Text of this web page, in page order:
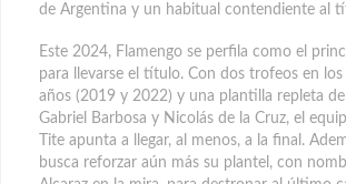
de Argentina y un habitual contendiente al
Este 2024, Flamengo se perfila como el
para llevarse el título. Con dos trofeos en
años (2019 y 2022) y una plantilla repleta
Gabriel Barbosa y Nicolás de la Cruz, el
Tite apunta a llegar, al menos, a la final.
busca reforzar aún más su plantel, con